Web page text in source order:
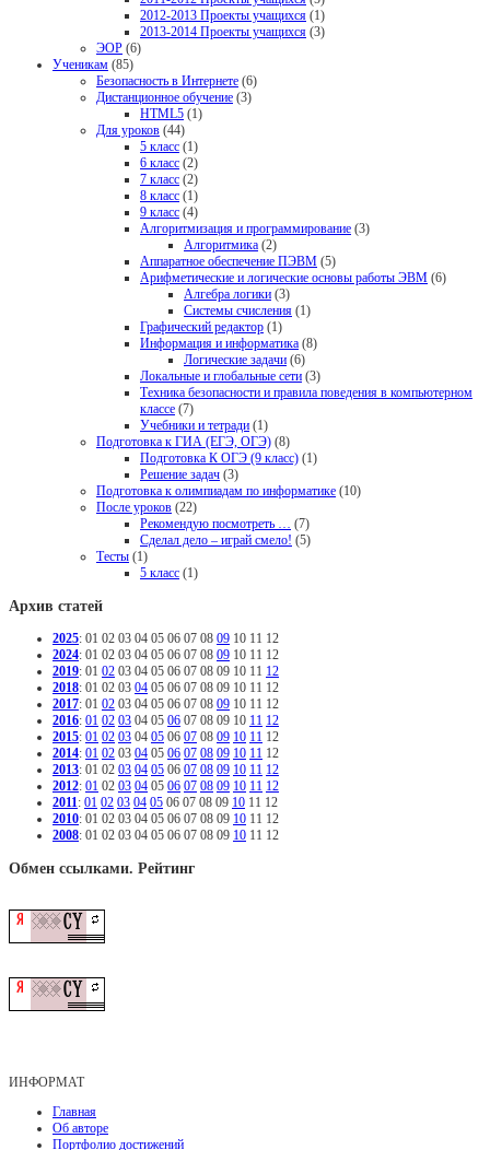
2012-2013 Проекты учащихся (1)
2013-2014 Проекты учащихся (3)
ЭОР (6)
Ученикам (85)
Безопасность в Интернете (6)
Дистанционное обучение (3)
HTML5 (1)
Для уроков (44)
5 класс (1)
6 класс (2)
7 класс (2)
8 класс (1)
9 класс (4)
Алгоритмизация и программирование (3)
Алгоритмика (2)
Аппаратное обеспечение ПЭВМ (5)
Арифметические и логические основы работы ЭВМ (6)
Алгебра логики (3)
Системы счисления (1)
Графический редактор (1)
Информация и информатика (8)
Логические задачи (6)
Локальные и глобальные сети (3)
Техника безопасности и правила поведения в компьютерном
классе (7)
Учебники и тетради (1)
Подготовка к ГИА (ЕГЭ, ОГЭ) (8)
Подготовка К ОГЭ (9 класс) (1)
Решение задач (3)
Подготовка к олимпиадам по информатике (10)
После уроков (22)
Рекомендую посмотреть … (7)
Сделал дело – играй смело! (5)
Тесты (1)
5 класс (1)
Архив статей
2025: 01 02 03 04 05 06 07 08 09 10 11 12
2024: 01 02 03 04 05 06 07 08 09 10 11 12
2019: 01 02 03 04 05 06 07 08 09 10 11 12
2018: 01 02 03 04 05 06 07 08 09 10 11 12
2017: 01 02 03 04 05 06 07 08 09 10 11 12
2016: 01 02 03 04 05 06 07 08 09 10 11 12
2015: 01 02 03 04 05 06 07 08 09 10 11 12
2014: 01 02 03 04 05 06 07 08 09 10 11 12
2013: 01 02 03 04 05 06 07 08 09 10 11 12
2012: 01 02 03 04 05 06 07 08 09 10 11 12
2011: 01 02 03 04 05 06 07 08 09 10 11 12
2010: 01 02 03 04 05 06 07 08 09 10 11 12
2008: 01 02 03 04 05 06 07 08 09 10 11 12
Обмен ссылками. Рейтинг
ИНФОРМАТ
Главная
Об авторе
Портфолио достижений